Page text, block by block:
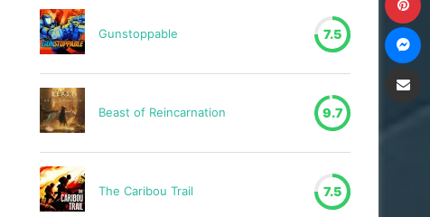
Gunstoppable 7.5
Beast of Reincarnation 9.7
The Caribou Trail 7.5